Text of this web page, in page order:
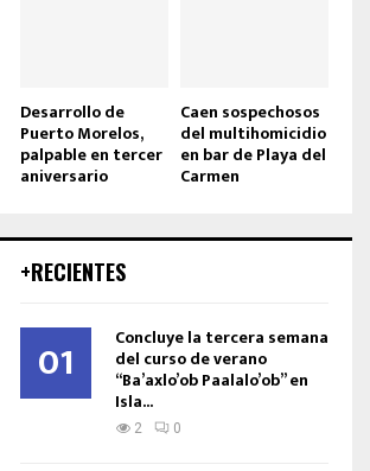
Desarrollo de
Puerto Morelos,
palpable en tercer
aniversario
Caen sospechosos
del multihomicidio
en bar de Playa del
Carmen
+RECIENTES
01 Concluye la tercera semana
del curso de verano
“Ba’axlo’ob Paalalo’ob” en
Isla...
2 0